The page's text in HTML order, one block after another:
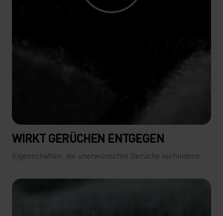
WIRKT GERÜCHEN ENTGEGEN
Eigenschaften, die unerwünschte Gerüche verhindern.